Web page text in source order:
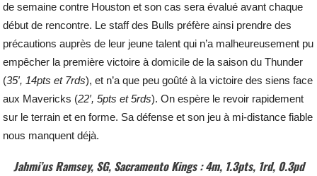
de semaine contre Houston et son cas sera évalué avant chaque
début de rencontre. Le staff des Bulls préfère ainsi prendre des
précautions auprès de leur jeune talent qui n’a malheureusement pu
empêcher la première victoire à domicile de la saison du Thunder
(35′, 14pts et 7rds), et n’a que peu goûté à la victoire des siens face
aux Mavericks (22′, 5pts et 5rds). On espère le revoir rapidement
sur le terrain et en forme. Sa défense et son jeu à mi-distance fiable
nous manquent déjà.
Jahmi’us Ramsey, SG, Sacramento Kings : 4m, 1.3pts, 1rd, 0.3pd